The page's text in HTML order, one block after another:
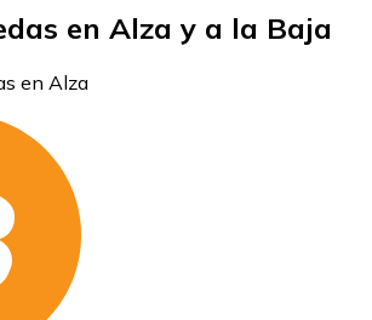
en Alza y a la Baja
en Alza